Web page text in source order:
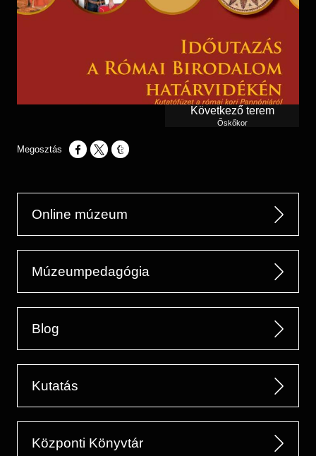
Opens in a new window
Opens in a new window
Opens in a new window
Következő terem
Őskőkor
Online múzeum
Múzeumpedagógia
Blog
Kutatás
Központi Könyvtár